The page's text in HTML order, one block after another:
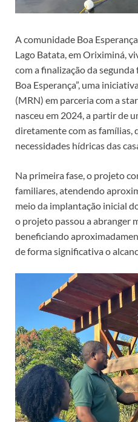
A comunidade Boa
Lago Batata, em Oriximiná,
com a finalização da
Boa Esperança”, uma
(MRN) em parceria com a
nasceu em 2024, a partir de
diretamente com as famílias,
necessidades hídricas das
Na primeira fase, o projeto
familiares, atendendo
meio da implantação inicial
o projeto passou a abranger
beneficiando
de forma significativa o